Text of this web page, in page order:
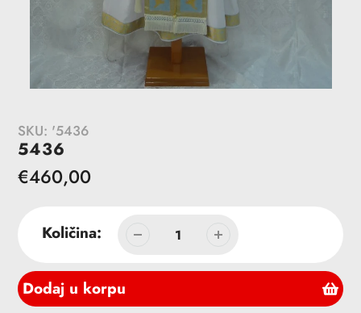
SKU: '5436
5436
Redovna
€460,00
Količina:
Dodaj u korpu